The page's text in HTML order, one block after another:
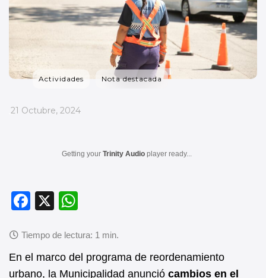
Actividades Nota destacada
_
21 Octubre, 2024
Getting your Trinity Audio player ready...
F
c
e
X
at
s
En el marco del programa de reordenamiento
urbano, la Municipalidad anunció cambios en el